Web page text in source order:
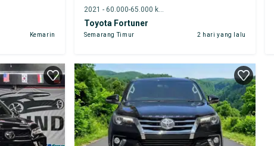
Kemarin
2021 - 60.000-65.000 km
Toyota Fortuner
Semarang Timur 2 hari yang lalu